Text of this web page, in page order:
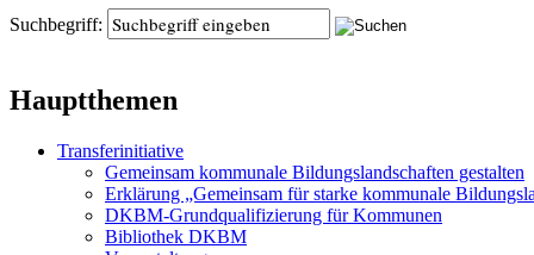
Suchbegriff:
Hauptthemen
Transferinitiative
Gemeinsam kommunale Bildungslandschaften gestalten
Erklärung „Gemeinsam für starke kommunale
DKBM-Grundqualifizierung für Kommunen
Bibliothek DKBM